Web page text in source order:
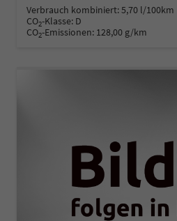
Verbrauch kombiniert:5,70 l/100km
CO2-Klasse: D
CO2-Emissionen: 128,00 g/km